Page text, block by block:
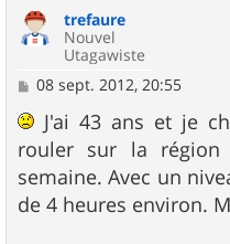
trefaure
Nouvel
Utagawiste
M
s
a
g
e
08 sept. 2012, 20:55
J'ai 43 ans et je
rouler sur la région
semaine. Avec un
de 4 heures environ.